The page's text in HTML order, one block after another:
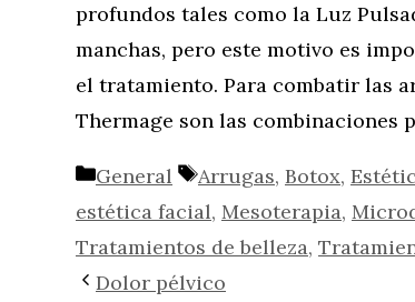
profundos tales como la Luz
manchas, pero este motivo es
el tratamiento. Para combatir las
Thermage son las combinaciones
Categorías
General Etiquetas
Arrugas, Botox,
estética facial, Mesoterapia,
Tratamientos de belleza,
Dolor pélvico